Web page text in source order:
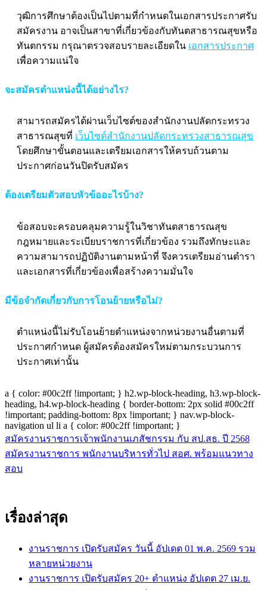
วุฒิการศึกษาต้องเป็นไปตามที่กำหนดในเอกสารประกาศรับ
สมัครงาน อาจเป็นสาขาที่เกี่ยวข้องกับทันตสาธารณสุขหรือ
ทันตกรรม กรุณาตรวจสอบรายละเอียดใน เอกสารประกาศ
เพื่อความแน่ใจ
จะสมัครตำแหน่งนี้ได้อย่างไร?
สามารถสมัครได้ผ่านเว็บไซต์ของสำนักงานปลัดกระทรวง
สาธารณสุขที่ เว็บไซต์สำนักงานปลัดกระทรวงสาธารณสุข
โดยศึกษาขั้นตอนและเตรียมเอกสารให้ครบถ้วนตาม
ประกาศก่อนวันปิดรับสมัคร
ต้องเตรียมตัวสอบหัวข้ออะไรบ้าง?
ข้อสอบจะครอบคลุมความรู้ในวิชาทันตสาธารณสุข
กฎหมายและระเบียบราชการที่เกี่ยวข้อง รวมถึงทักษะและ
ความสามารถปฏิบัติงานตามหน้าที่ จึงควรเตรียมอ่านตำรา
และเอกสารที่เกี่ยวข้องเพื่อสร้างความมั่นใจ
มีข้อจำกัดเกี่ยวกับการโอนย้ายหรือไม่?
ตำแหน่งนี้ไม่รับโอนย้ายตำแหน่งจากหน่วยงานอื่นตามที่
ประกาศกำหนด ผู้สมัครต้องสมัครใหม่ตามกระบวนการ
ประกาศเท่านั้น
a { color: #00c2ff !important; } h2.wp-block-heading, h3.wp-block-
heading, h4.wp-block-heading { border-bottom: 2px solid #00c2ff
!important; padding-bottom: 8px !important; } nav.wp-block-
navigation ul li a { color: #00c2ff !important; }
แนะแนว
เรื่อง
สมัครงานราชการเจ้าพนักงานเภสัชกรรม กับ สป.สธ. ปี 2568
สมัครงานราชการ พนักงานบริหารทั่วไป สอศ. พร้อมแนวทาง
สอบ
เรื่องล่าสุด
งานราชการ เปิดรับสมัคร วันนี้ อัปเดต 01 พ.ค. 2569 รวม
หลายหน่วยงาน
งานราชการ เปิดรับสมัคร 20+ ตำแหน่ง อัปเดต 27 เม.ย.